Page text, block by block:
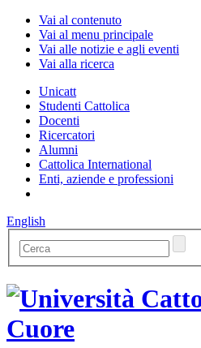
Vai al contenuto
Vai al menu principale
Vai alle notizie e agli eventi
Vai alla ricerca
Unicatt
Studenti Cattolica
Docenti
Ricercatori
Alumni
Cattolica International
Enti, aziende e professioni
English